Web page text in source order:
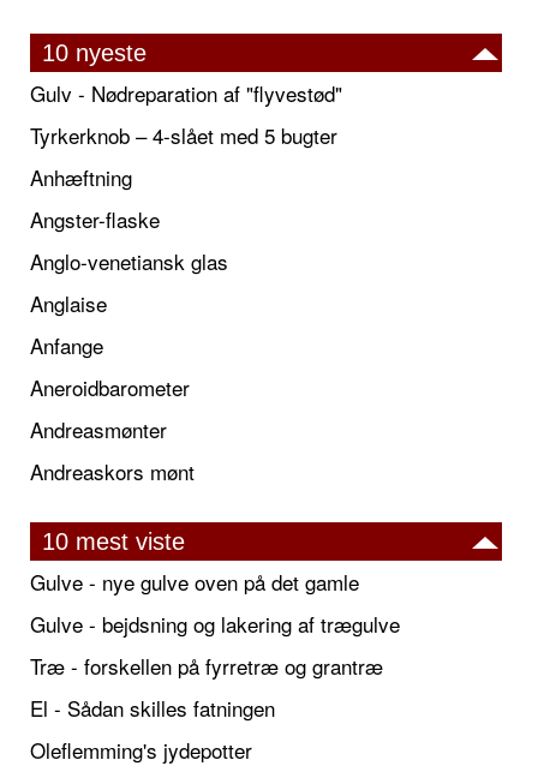
10 nyeste
Gulv - Nødreparation af "flyvestød"
Tyrkerknob – 4-slået med 5 bugter
Anhæftning
Angster-flaske
Anglo-venetiansk glas
Anglaise
Anfange
Aneroidbarometer
Andreasmønter
Andreaskors mønt
10 mest viste
Gulve - nye gulve oven på det gamle
Gulve - bejdsning og lakering af trægulve
Træ - forskellen på fyrretræ og grantræ
El - Sådan skilles fatningen
Oleflemming's jydepotter